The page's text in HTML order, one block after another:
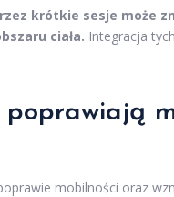
krótkie sesje może
ciała. Integracja
poprawiają
mobilności oraz